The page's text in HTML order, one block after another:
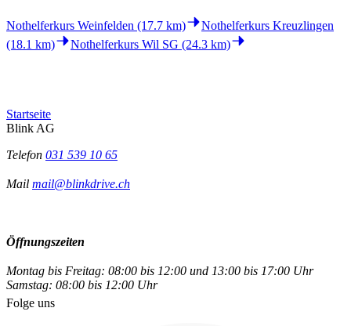
Nothelferkurs Weinfelden (17.7 km)
Nothelferkurs Kreuzlingen
(18.1 km)
Nothelferkurs Wil SG (24.3 km)
Startseite
Blink AG
Telefon 031 539 10 65
Mail mail@blinkdrive.ch
Öffnungszeiten
Montag bis Freitag: 08:00 bis 12:00 und 13:00 bis 17:00 Uhr
Samstag: 08:00 bis 12:00 Uhr
Folge uns